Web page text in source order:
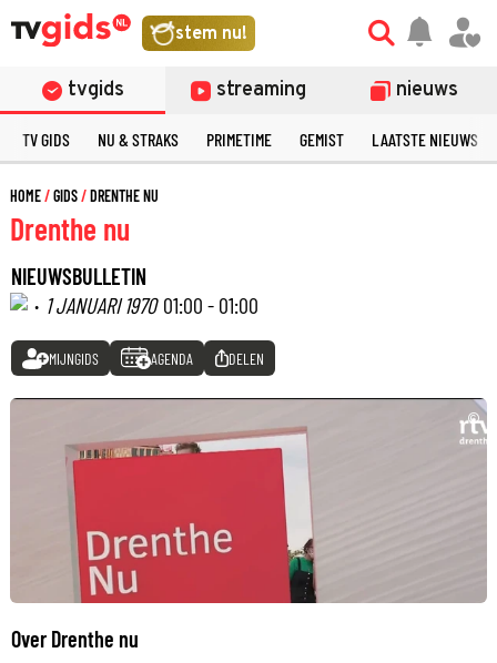
stem nu!
tvgids streaming nieuws
TV GIDS NU & STRAKS PRIMETIME GEMIST LAATSTE NIEUWS
HOME GIDS DRENTHE NU
Drenthe nu
NIEUWSBULLETIN
· 1 JANUARI 1970 01:00 - 01:00
MIJNGIDS AGENDA DELEN
©
Over Drenthe nu